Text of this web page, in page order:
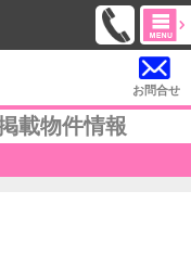
お問合せ
載物件情報